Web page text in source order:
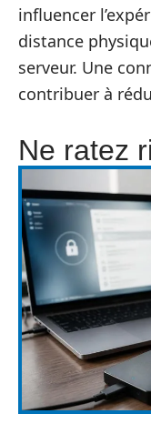
influencer
distance
serveur. Une
contribuer à
Ne ratez